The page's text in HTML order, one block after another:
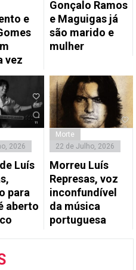
e
vez
Gonçalo Ramos
e Maguigas já
são marido e
mulher
2026
Luís
para
aberto
Morte
22 de Julho, 2026
Morreu Luís
Represas, voz
inconfundível
da música
portuguesa